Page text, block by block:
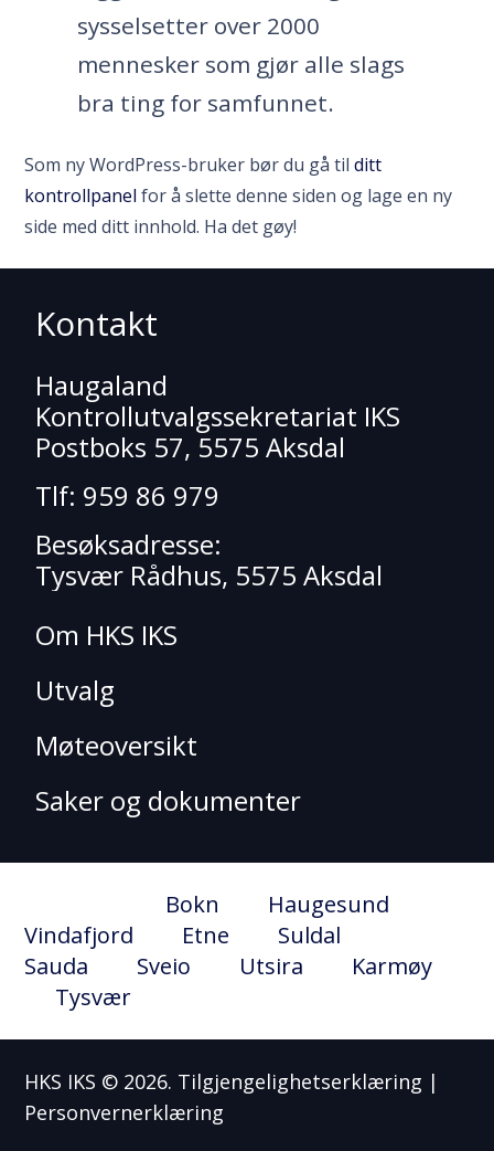
sysselsetter over 2000
mennesker som gjør alle slags
bra ting for samfunnet.
Som ny WordPress-bruker bør du gå tilditt
kontrollpanel for å slette denne siden og lage en ny
side med ditt innhold. Ha det gøy!
Kontakt
Haugaland
Kontrollutvalgssekretariat IKS
Postboks 57, 5575 Aksdal
Tlf: 959 86 979
Besøksadresse:
Tysvær Rådhus, 5575 Aksdal
Om HKS IKS
Utvalg
Møteoversikt
Saker og dokumenter
Bokn Haugesund
Vindafjord
Etne Suldal
Sauda
Sveio Utsira
Karmøy
Tysvær
HKS IKS © 2026. Tilgjengelighetserklæring |
Personvernerklæring